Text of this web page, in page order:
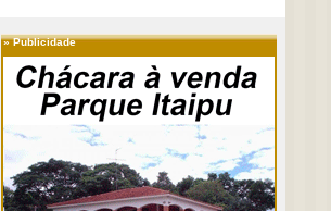
»Publicidade